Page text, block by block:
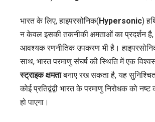
भारत के लिए, हाइपरसोनिक(Hypersonic)
न केवल इसकी तकनीकी क्षमताओं का प्रदर्शन
आवश्यक रणनीतिक उपकरण भी है।
साथ, भारत परमाणु संघर्ष की स्थिति में एक
स्ट्राइक क्षमताबनाए रख सकता है, यह
कोई प्रतिद्वंद्वी भारत के परमाणु निरोधक को
हो पाएगा।